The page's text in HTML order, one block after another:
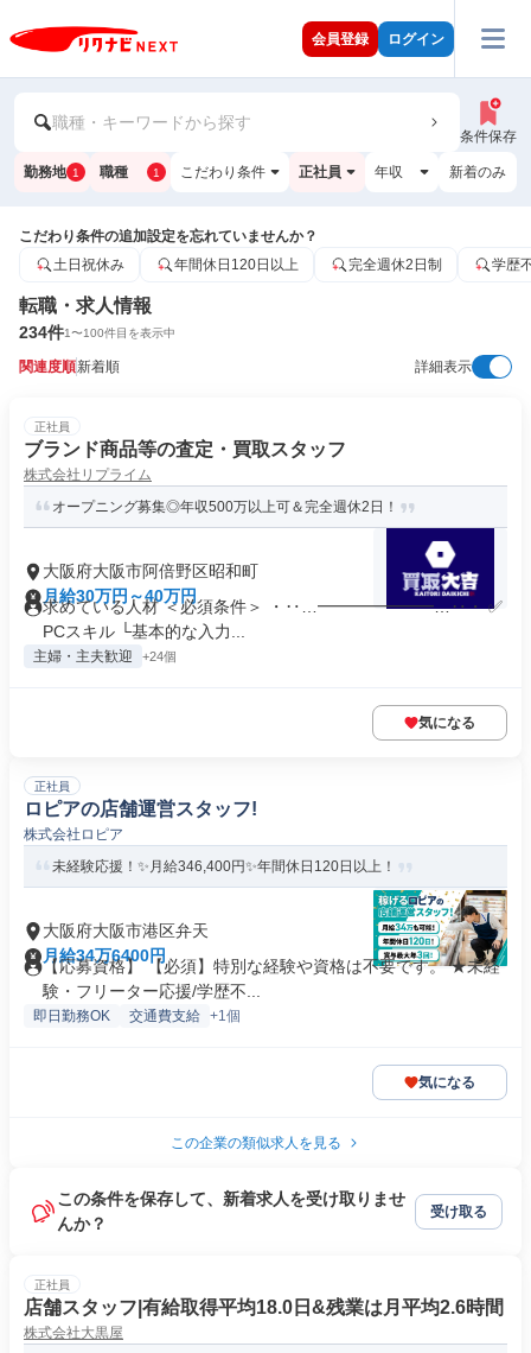
会員登録 ログイン
職種・キーワードから探す
条件保存
勤務地 1 職種 1 こだわり条件 正社員 年収 新着のみ
こだわり条件の追加設定を忘れていませんか？
土日祝休み
年間休日120日以上 完全週休2日制 学歴
転職・求人情報
234件1〜100件目を表示中
関連度順新着順 詳細表示
正社員
ブランド商品等の査定・買取スタッフ
株式会社リプライム
オープニング募集◎年収500万以上可＆完全週休2日！
大阪府大阪市阿倍野区昭和町
月給30万円～40万円
求めている人材 ＜必須条件＞ ・‥…━━━━━━━…‥・ ✅
PCスキル └基本的な入力...
主婦・主夫歓迎 +24個
気になる
正社員
ロピアの店舗運営スタッフ!
株式会社ロピア
未経験応援！✨月給346,400円✨年間休日120日以上！
大阪府大阪市港区弁天
月給34万6400円
【応募資格】 【必須】特別な経験や資格は不要です。 ★未経
験・フリーター応援/学歴不...
即日勤務OK 交通費支給 +1個
気になる
この企業の類似求人を見る
この条件を保存して、新着求人を受け取りませ
んか？
受け取る
正社員
店舗スタッフ|有給取得平均18.0日&残業は月平均2.6時間
株式会社大黒屋